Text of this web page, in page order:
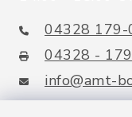
04328 179-
04328 -
info@amt-